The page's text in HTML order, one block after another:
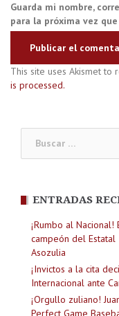
Guarda mi nombre,
para la próxima vez
This site uses Akismet to
is processed.
ENTRADAS
¡Rumbo al
campeón del Estatal
Asozulia
¡Invictos a la cita
Internacional ante
¡Orgullo zuliano!
Perfect Game